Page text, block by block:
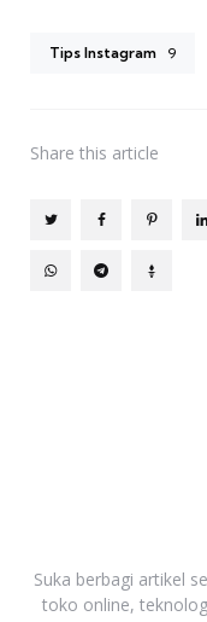
Tips Instagram 9
Share this article
Suka berbagi artikel
toko online,